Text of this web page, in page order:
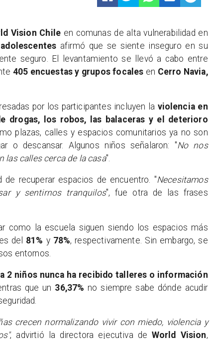
Vision Chile en comunas de alta vulnerabilidad en
afirmó que se siente inseguro en su
seguro. El levantamiento se llevó a cabo entre
405 encuestas y grupos focales en Cerro Navia,
por los participantes incluyen la violencia en
drogas, los robos, las balaceras y el deterioro
plazas, calles y espacios comunitarios ya no son
o descansar. Algunos niños señalaron: "No nos
las calles cerca de la casa".
recuperar espacios de encuentro. "Necesitamos
y sentirnos tranquilos", fue otra de las frases
como la escuela siguen siendo los espacios más
del 81% y 78%, respectivamente. Sin embargo, se
entornos.
2 niños nunca ha recibido talleres o información
que un 36,37% no siempre sabe dónde acudir
crecen normalizando vivir con miedo, violencia y
, advirtió la directora ejecutiva de World Vision,